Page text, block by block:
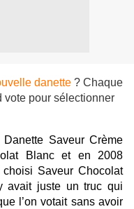
danette ? Chaque
vote pour sélectionner
Danette Saveur Crème
Blanc et en 2008
choisi Saveur Chocolat
avait juste un truc qui
l’on votait sans avoir